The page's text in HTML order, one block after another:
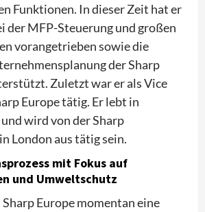
Funktionen. In dieser Zeit hat er
der MFP-Steuerung und großen
vorangetrieben sowie die
der Sharp
Zuletzt war er als Vice
Europe tätig. Er lebt in
wird von der Sharp
London aus tätig sein.
mit Fokus auf
und Umweltschutz
Europe momentan eine